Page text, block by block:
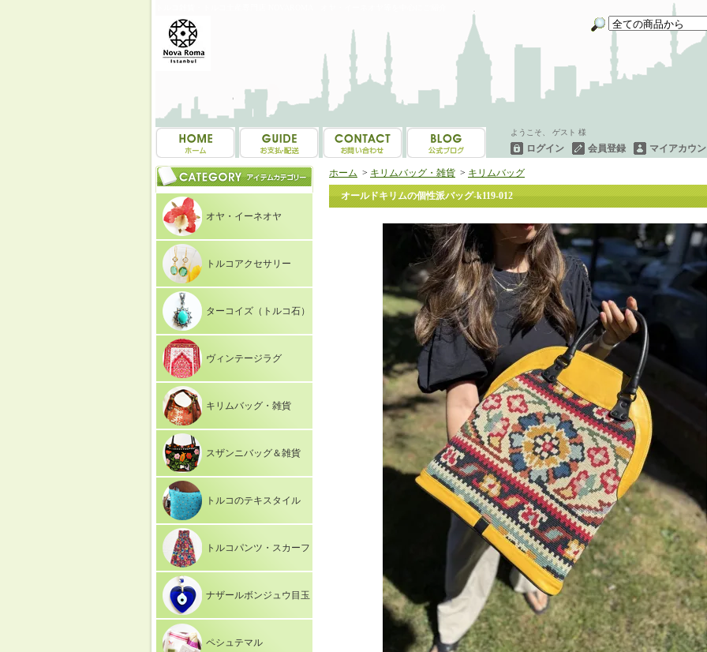
ようこそ、 ゲスト 様
ログイン 会員登録 マイアカウン
オヤ・イーネオヤ
トルコアクセサリー
ターコイズ（トルコ石）
ヴィンテージラグ
キリムバッグ・雑貨
スザンニバッグ＆雑貨
トルコのテキスタイル
トルコパンツ・スカーフ
ナザールボンジュウ目玉
ペシュテマル
ホーム > キリムバッグ・雑貨 > キリムバッグ
オールドキリムの個性派バッグ-k119-012